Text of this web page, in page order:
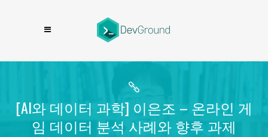
[AI와 데이터 과학] 이은조 – 온라인 게
임 데이터 분석 사례와 향후 과제